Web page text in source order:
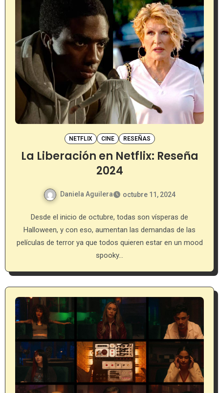
NETFLIX CINE RESEÑAS
La Liberación en Netflix: Reseña
2024
Daniela Aguilera octubre 11, 2024
Desde el inicio de octubre, todas son vísperas de
Halloween, y con eso, aumentan las demandas de las
películas de terror ya que todos quieren estar en un mood
spooky…